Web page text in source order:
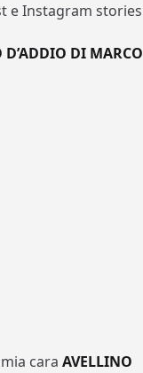
e Instagram
D’ADDIO DI
mia caraAVELLINO